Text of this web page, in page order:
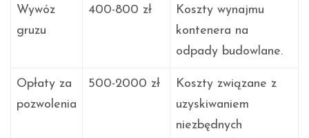
Wywóz
gruzu
400-800 zł
Koszty wynajmu
kontenera na
odpady budowlane.
Opłaty za
pozwolenia
500-2000 zł
Koszty związane z
uzyskiwaniem
niezbędnych